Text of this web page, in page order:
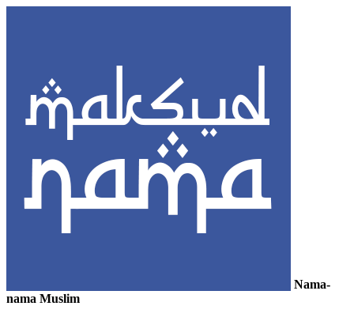
Nama-
nama Muslim